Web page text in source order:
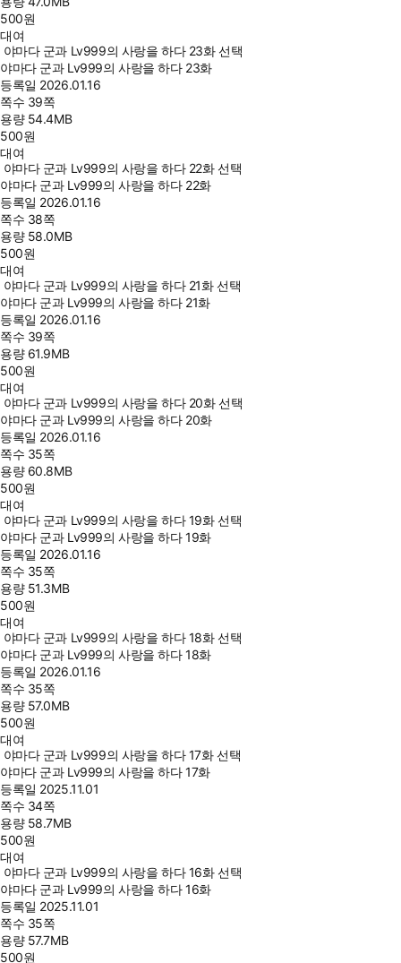
500원
대여
야마다 군과 Lv999의 사랑을 하다 23화 선택
야마다 군과 Lv999의 사랑을 하다 23화
등록일 2026.01.16
쪽수 39쪽
용량 54.4MB
500원
대여
야마다 군과 Lv999의 사랑을 하다 22화 선택
야마다 군과 Lv999의 사랑을 하다 22화
등록일 2026.01.16
쪽수 38쪽
용량 58.0MB
500원
대여
야마다 군과 Lv999의 사랑을 하다 21화 선택
야마다 군과 Lv999의 사랑을 하다 21화
등록일 2026.01.16
쪽수 39쪽
용량 61.9MB
500원
대여
야마다 군과 Lv999의 사랑을 하다 20화 선택
야마다 군과 Lv999의 사랑을 하다 20화
등록일 2026.01.16
쪽수 35쪽
용량 60.8MB
500원
대여
야마다 군과 Lv999의 사랑을 하다 19화 선택
야마다 군과 Lv999의 사랑을 하다 19화
등록일 2026.01.16
쪽수 35쪽
용량 51.3MB
500원
대여
야마다 군과 Lv999의 사랑을 하다 18화 선택
야마다 군과 Lv999의 사랑을 하다 18화
등록일 2026.01.16
쪽수 35쪽
용량 57.0MB
500원
대여
야마다 군과 Lv999의 사랑을 하다 17화 선택
야마다 군과 Lv999의 사랑을 하다 17화
등록일 2025.11.01
쪽수 34쪽
용량 58.7MB
500원
대여
야마다 군과 Lv999의 사랑을 하다 16화 선택
야마다 군과 Lv999의 사랑을 하다 16화
등록일 2025.11.01
쪽수 35쪽
용량 57.7MB
500원